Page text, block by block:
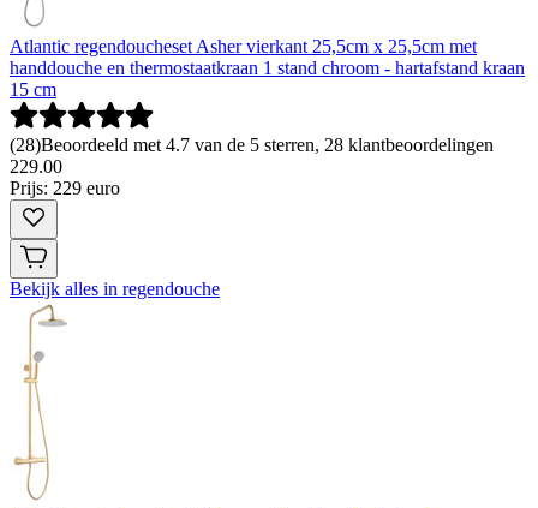
Atlantic regendoucheset Asher vierkant 25,5cm x 25,5cm met
handdouche en thermostaatkraan 1 stand chroom - hartafstand kraan
15 cm
(28)Beoordeeld met 4.7 van de 5 sterren, 28 klantbeoordelingen
229.00
Prijs: 229 euro
Bekijk alles in regendouche